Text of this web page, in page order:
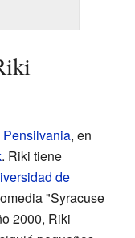
Pensilvania, en
. Riki tiene
de
"Syracuse
2000, Riki